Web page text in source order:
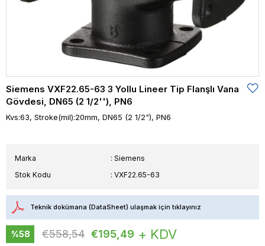
Siemens VXF22.65-63 3 Yollu Lineer Tip Flanşlı Vana
Gövdesi, DN65 (2 1/2''), PN6
Kvs:63, Stroke(mil):20mm, DN65 (2 1/2"), PN6
Marka : Siemens
Stok Kodu
VXF22.65-63
Teknik dokümana (DataSheet) ulaşmak için tıklayınız
%58
€558,54 €195,49 + KDV